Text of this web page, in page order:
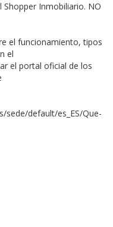
Shopper Inmobiliario. NO
el funcionamiento, tipos
el
el portal oficial de los
sede/default/es_ES/Que-